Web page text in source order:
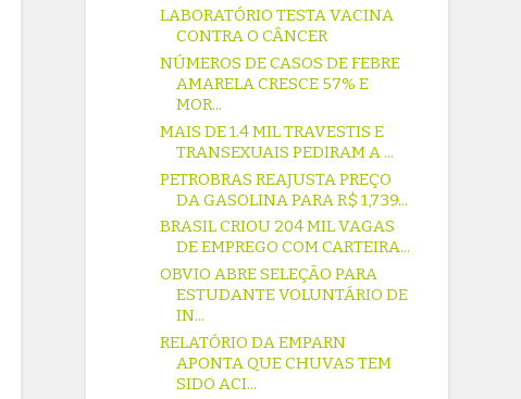
LABORATÓRIO TESTA VACINA
CONTRA O CÂNCER
NÚMEROS DE CASOS DE FEBRE
AMARELA CRESCE 57% E
MOR...
MAIS DE 1.4 MIL TRAVESTIS E
TRANSEXUAIS PEDIRAM A ...
PETROBRAS REAJUSTA PREÇO
DA GASOLINA PARA R$ 1,739...
BRASIL CRIOU 204 MIL VAGAS
DE EMPREGO COM CARTEIRA...
OBVIO ABRE SELEÇÃO PARA
ESTUDANTE VOLUNTÁRIO DE
IN...
RELATÓRIO DA EMPARN
APONTA QUE CHUVAS TEM
SIDO ACI...